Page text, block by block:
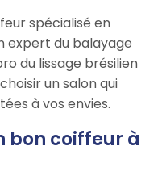
spécialisé en
expert du balayage
du lissage brésilien
un salon qui
à vos envies.
bon coiffeur à